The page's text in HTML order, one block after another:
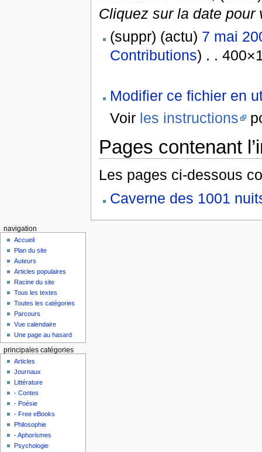
Cliquez sur la date pour
(suppr) (actu) 7 mai
Contributions) . .
Modifier ce fichier en
Voir les instructions
Pages contenant
Les pages ci-dessous
Caverne des 1001
navigation
Accueil
Plan du site
Auteurs
Articles populaires
Racine du site
Tous les textes
Toutes les catégories
Parcours
Vue calendaire
Une page au hasard
principales catégories
Articles
Journaux
Littérature
- Contes
- Poésie
- Free eBooks
Philosophie
- Aphorismes
Psychologie